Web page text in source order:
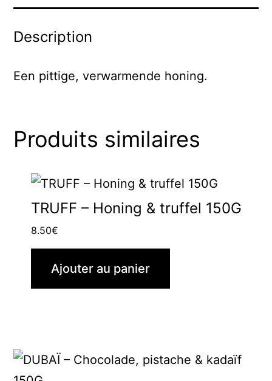
Description
Een pittige, verwarmende honing.
Produits similaires
TRUFF – Honing & truffel 150G
8.50€
Ajouter au panier